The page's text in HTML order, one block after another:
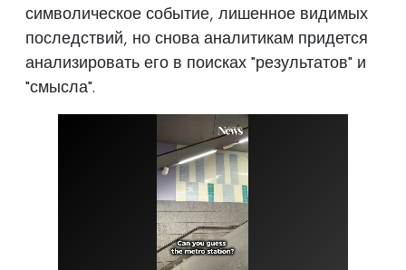
символическое событие, лишенное видимых
последствий, но снова аналитикам придется
анализировать его в поисках "результатов" и
"смысла".